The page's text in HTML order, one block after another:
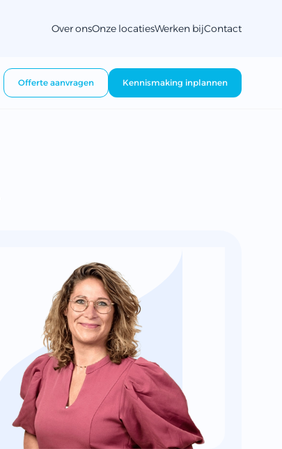
Over onsOnze locatiesWerken bijContact
Offerte aanvragen Kennismaking inplannen